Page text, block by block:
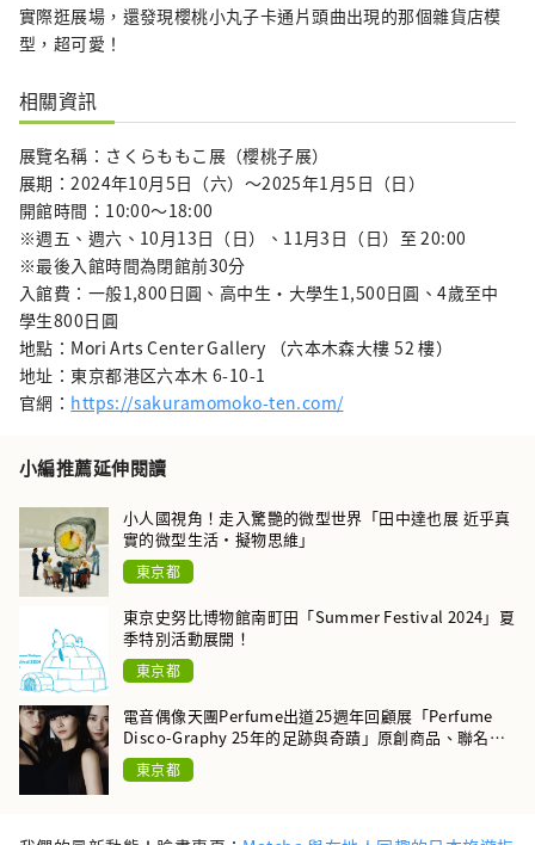
實際逛展場，還發現櫻桃小丸子卡通片頭曲出現的那個雜貨店模
型，超可愛！
相關資訊
展覽名稱：さくらももこ展（櫻桃子展）
展期：2024年10月5日（六）～2025年1月5日（日）
開館時間：10:00〜18:00
※週五、週六、10月13日（日）、11月3日（日）至 20:00
※最後入館時間為閉館前30分
入館費：一般1,800日圓、高中生・大學生1,500日圓、4歲至中
學生800日圓
地點：Mori Arts Center Gallery （六本木森大樓 52 樓）
地址：東京都港区六本木 6-10-1
官網： https://sakuramomoko-ten.com/
小編推薦延伸閱讀
小人國視角！走入驚艷的微型世界「田中達也展 近乎真
實的微型生活・擬物思維」
東京都
東京史努比博物館南町田「Summer Festival 2024」夏
季特別活動展開！
東京都
電音偶像天團Perfume出道25週年回顧展「Perfume
Disco-Graphy 25年的足跡與奇蹟」原創商品、聯名菜
單同時上線！
東京都